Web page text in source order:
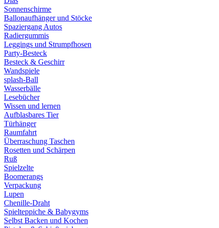
Sonnenschirme
Ballonaufhänger und Stöcke
Spaziergang Autos
Radiergummis
Leggings und Strumpfhosen
Party-Besteck
Besteck & Geschirr
Wandspiele
splash-Ball
Wasserbälle
Lesebücher
Wissen und lernen
Aufblasbares Tier
Türhänger
Raumfahrt
Überraschung Taschen
Rosetten und Schärpen
Ruß
Spielzelte
Boomerangs
Verpackung
Lupen
Chenille-Draht
Spielteppiche & Babygyms
Selbst Backen und Kochen